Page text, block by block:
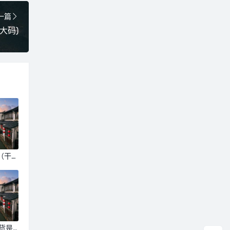
篇
码)
干货
是